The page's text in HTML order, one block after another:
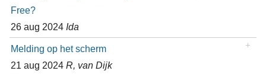
Free?
26 aug 2024 Ida
Melding op het scherm
21 aug 2024 R, van Dijk